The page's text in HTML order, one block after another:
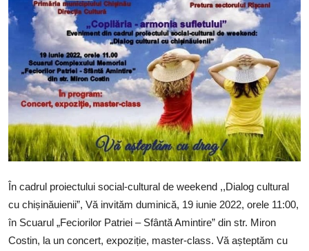
SERVICII
Sectorul Rîșcani
Căutați pe Internet
În cadrul proiectului social-cultural de weekend ,,Dialog cultural
cu chișinăuienii”, Vă invităm duminică, 19 iunie 2022, orele 11:00,
în Scuarul „Feciorilor Patriei – Sfântă Amintire” din str. Miron
Costin, la un concert, expoziție, master-class. Vă așteptăm cu